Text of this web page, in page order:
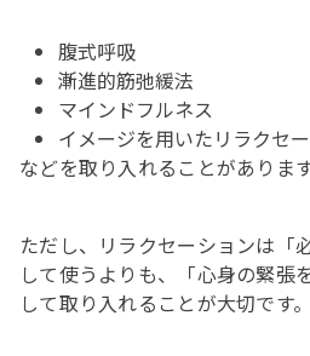
腹式呼吸
漸進的筋弛緩法
マインドフルネス
イメージを用いたリラクセ
などを取り入れることがあります
ただし、リラクセーションは「
して使うよりも、「心身の緊張
して取り入れることが大切です。